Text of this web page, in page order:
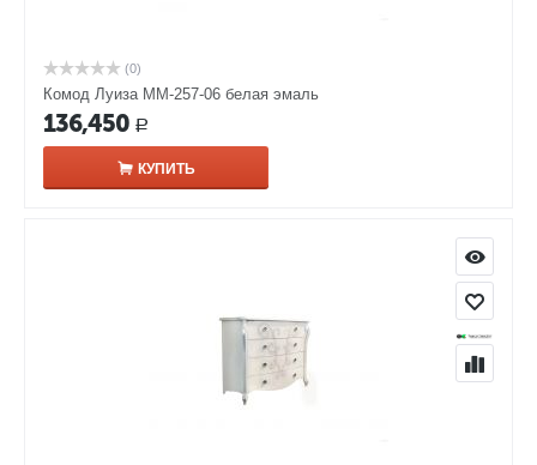
(0)
Комод Луиза ММ-257-06 белая эмаль
136,450 Р
КУПИТЬ